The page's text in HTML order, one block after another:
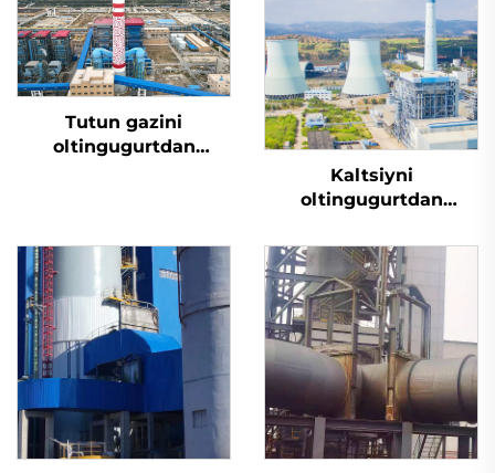
Tutun gazini
oltingugurtdan
Kaltsiyni
oltingugurtdan